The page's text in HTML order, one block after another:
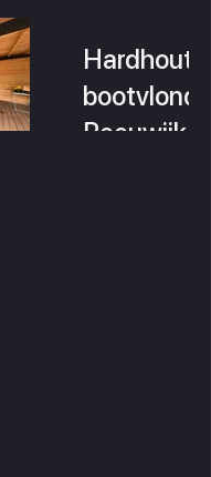
Hardhouten
bootvlonder
Reeuwijk